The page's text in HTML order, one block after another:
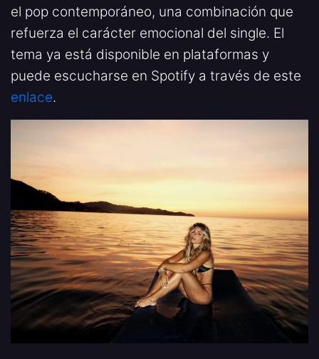
el pop contemporáneo, una combinación que
refuerza el carácter emocional del single. El
tema ya está disponible en plataformas y
puede escucharse en Spotify a través de este
enlace.